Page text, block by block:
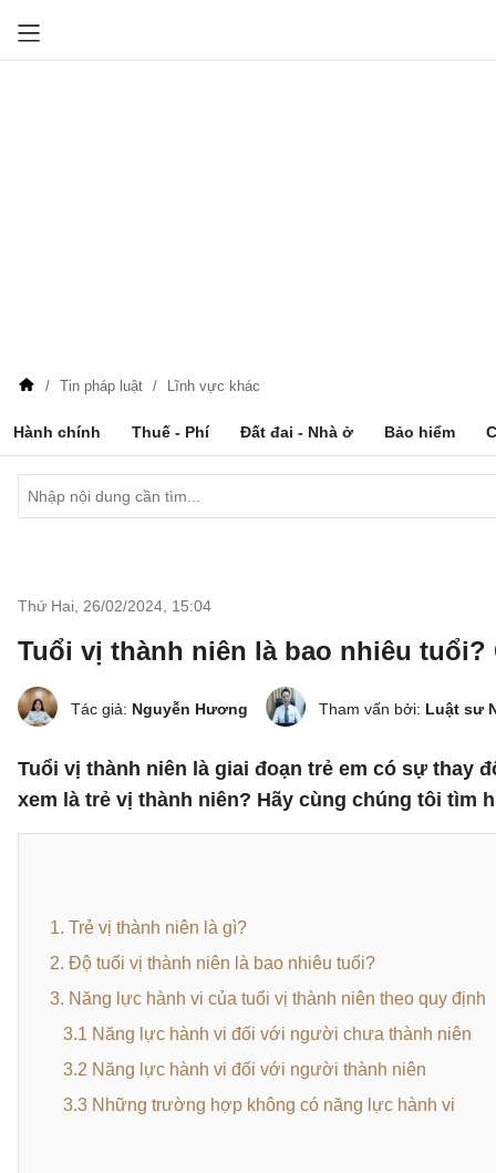
Tin pháp luật Lĩnh vực khác
Hành chính Thuế - Phí Đất đai - Nhà ở Bảo hiểm
Thứ Hai, 26/02/2024 15:04
Tuổi vị thành niên là bao nhiêu
Tác giả: Nguyễn Hương Tham vấn bởi: Luật sư
Tuổi vị thành niên là giai đoạn trẻ em có sự thay
xem là trẻ vị thành niên? Hãy cùng chúng tôi tìm
1. Trẻ vị thành niên là gì?
2. Độ tuổi vị thành niên là bao nhiêu tuổi?
3. Năng lực hành vi của tuổi vị thành niên theo quy định
3.1 Năng lực hành vi đối với người chưa thành niên
3.2 Năng lực hành vi đối với người thành niên
3.3 Những trường hợp không có năng lực hành vi